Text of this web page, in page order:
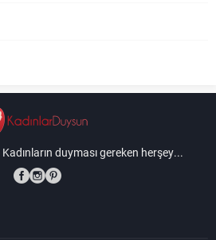
duyması gereken herşey...